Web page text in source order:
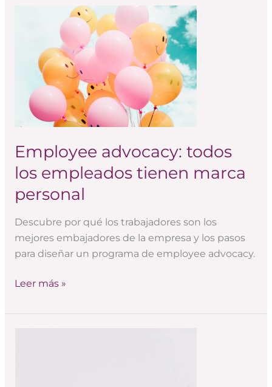
Employee advocacy: todos
los empleados tienen marca
personal
Descubre por qué los trabajadores son los
mejores embajadores de la empresa y los pasos
para diseñar un programa de employee advocacy.
advocacy:
empleados
tienen
marca
personal
Leer más »